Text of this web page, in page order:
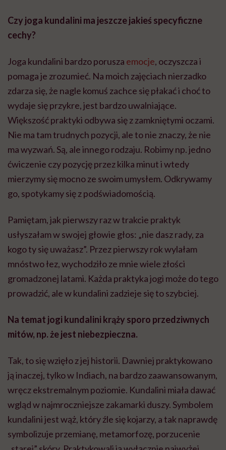
Czy joga kundalini ma jeszcze jakieś specyficzne
cechy?
Joga kundalini bardzo porusza emocje, oczyszcza i
pomaga je zrozumieć. Na moich zajęciach nierzadko
zdarza się, że nagle komuś zachce się płakać i choć to
wydaje się przykre, jest bardzo uwalniające.
Większość praktyki odbywa się z zamkniętymi oczami.
Nie ma tam trudnych pozycji, ale to nie znaczy, że nie
ma wyzwań. Są, ale innego rodzaju. Robimy np. jedno
ćwiczenie czy pozycję przez kilka minut i wtedy
mierzymy się mocno ze swoim umysłem. Odkrywamy
go, spotykamy się z podświadomością.
Pamiętam, jak pierwszy raz w trakcie praktyk
usłyszałam w swojej głowie głos: „nie dasz rady, za
kogo ty się uważasz”. Przez pierwszy rok wylałam
mnóstwo łez, wychodziło ze mnie wiele złości
gromadzonej latami. Każda praktyka jogi może do tego
prowadzić, ale w kundalini zadzieje się to szybciej.
Na temat jogi kundalini krąży sporo przedziwnych
mitów, np. że jest niebezpieczna.
Tak, to się wzięło z jej historii. Dawniej praktykowano
ją inaczej, tylko w Indiach, na bardzo zaawansowanym,
wręcz ekstremalnym poziomie. Kundalini miała dawać
wgląd w najmroczniejsze zakamarki duszy. Symbolem
kundalini jest wąż, który źle się kojarzy, a tak naprawdę
symbolizuje przemianę, metamorfozę, porzucenie